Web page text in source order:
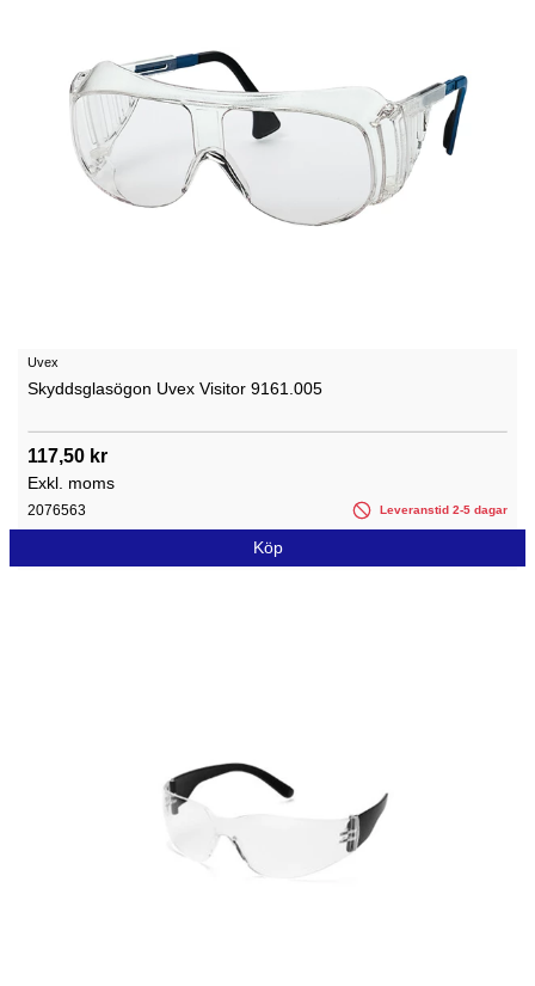
Uvex
Skyddsglasögon Uvex Visitor 9161.005
117,50 kr
Exkl. moms
2076563 Leveranstid 2-5 dagar
Köp